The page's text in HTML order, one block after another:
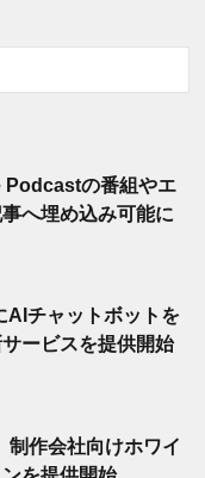
の番組やエ
へ埋め込み可能に
チャットボットを
ービスを提供開始
作会社向けホワイ